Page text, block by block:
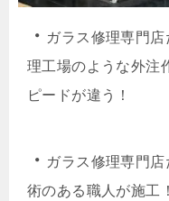
・ ガラス修理専門
理工場のような外注
ピードが違う！
・ ガラス修理専門
術のある職人が施工！